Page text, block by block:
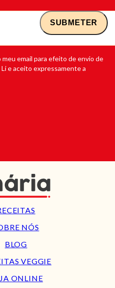
email para efeito de envio de
e aceito expressamente a
NÓS
BLOG
VEGGIE
ONLINE